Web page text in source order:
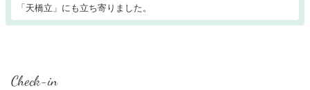
「天橋立」にも立ち寄りました。
Check-in